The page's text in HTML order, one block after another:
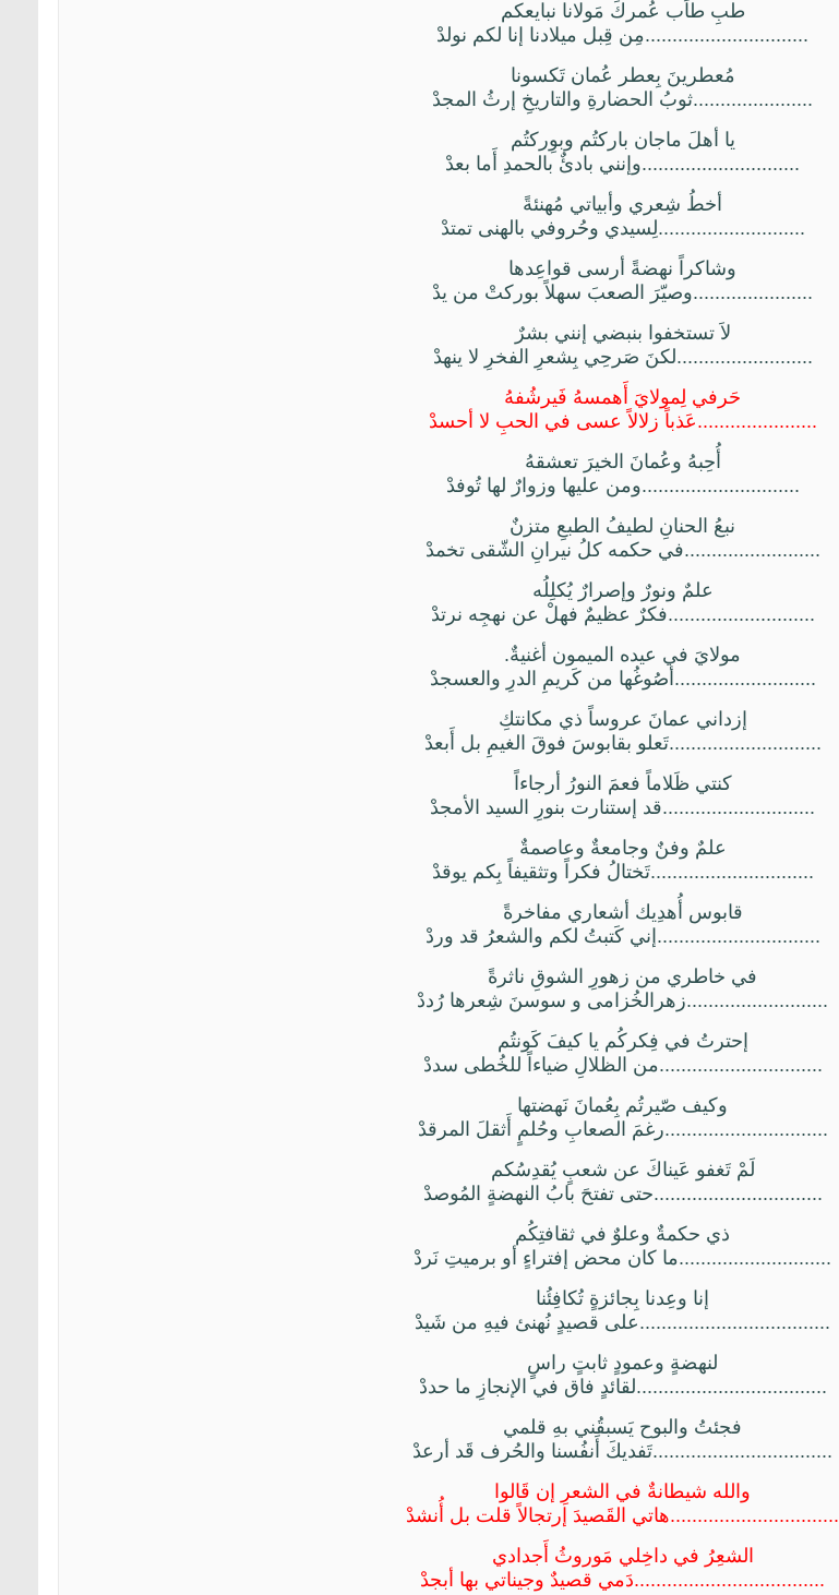
طبِ طاَب عُمركَ مَولانا نبايعكم
..............................مِن قِبل ميلادنا إنا لكم نولدْ
مُعطرينَ بِعطر عُمان تَكسونا
......................ثوبُ الحضارةِ والتاريخِ إرثُ المجدْ
يا أهلَ ماجان باركتُم وبوِركتُم
.............................وإنني بادئٌ بالحمدِ أَما بعدْ
أخطُ شِعري وأبياتي مُهنئةً
...........................لِسيدي وحُروفي بالهنى تمتدْ
وشاكراً نهضةً أرسى قواعِدها
......................وصيّرَ الصعبَ سهلاً بوركتْ من يدْ
لاَ تستخفوا بنبضي إنني بشرٌ
.........................لكنَ صَرحِي بِشعرِ الفخرِ لا ينهدْ
حَرفي لِمولايَ أَهمسهُ فَيرشُفهُ
......................عَذباً زلالاً عسى في الحبِ لا أحسدْ
أُحِبهُ وعُمانَ الخيرَ تعشقهُ
.............................ومن عليها وزوارٌ لها تُوفدْ
نبعُ الحنانِ لطيفُ الطبعِ متزنٌ
.........................في حكمه كلُ نيرانِ الشّقى تخمدْ
علمٌ ونورٌ وإصرارٌ يُكلِلُه
...........................فكرٌ عظيمٌ فهلْ عن نهجِه نرتدْ
مولايَ في عيده الميمون أغنيةٌ.
..........................أصُوغُها من كَريمِ الدرِ والعسجدْ
إزداني عمانَ عروساً ذي مكانتكِ
............................تَعلو بقابوسَ فوقَ الغيمِ بل أَبعدْ
كنتي ظَلاماً فعمَ النورُ أرجاءاً
............................قد إستنارت بنورِ السيد الأمجدْ
علمٌ وفنٌ وجامعةٌ وعاصمةٌ
..............................تَختالُ فكراً وتثقيفاً بِكم يوقدْ
قابوس أُهدِيك أشعاري مفاخرةً
..............................إني كَتبتُ لكم والشعرُ قد وردْ
في خاطري من زهورِ الشوقِ ناثرةً
..........................زهرالخُزامى و سوسنَ شِعرها رُددْ
إحترتُ في فِكركُم يا كيفَ كَونتُم
..............................من الظلالِ ضياءاً للخُطى سددْ
وكيف صّيرتُم بِعُمانَ نَهضتها
..............................رغمَ الصعابِ وحُلمٍ أَثقلَ المرقدْ
لَمْ تَغفو عَيناكَ عن شعبٍ يُقدِسُكم
...............................حتى تفتحَ بابُ النهضةٍ المُوصدْ
ذي حكمةٌ وعلوٌ في ثقافتِكُم
............................ما كان محض إفتراءٍ أو برميتِ نَردْ
إنا وعِدنا بِجائزةٍ تُكافِئُنا
...................................على قصيدٍ نُهنئ فيهِ من شَيدْ
لنهضةٍ وعمودٍ ثابتٍ راسٍ
...................................لقائدٍ فاق في الإنجازِ ما حددْ
فجئتُ والبوح يَسبقُني بهِ قلمي
.................................تَفديكَ أَنفُسنا والحُرف قَد أرعدْ
والله شيطانةٌ في الشعرِ إن قَالوا
...............................هاتي القَصيدَ إرتجالاً قلت بل أُنشدْ
الشعِرُ في داخِلي مَوروثُ أَجدادي
...................................دَمي قصيدٌ وجيناتي بها أبجدْ